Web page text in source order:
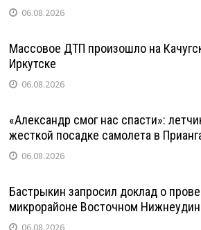
06.08.2026
Массовое ДТП произошло на
Иркутске
06.08.2026
«Александр смог нас спасти»:
жесткой посадке самолета в
06.08.2026
Бастрыкин запросил доклад о
микрорайоне Восточном
06.08.2026